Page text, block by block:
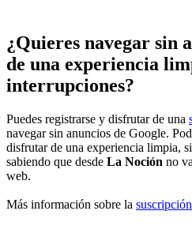
¿Quieres navegar sin
de una experiencia
interrupciones?
Puedes registrarse y disfrutar de una
navegar sin anuncios de Google.
disfrutar de una experiencia limpia,
sabiendo que desde La Noción no
web.
Más información sobre la